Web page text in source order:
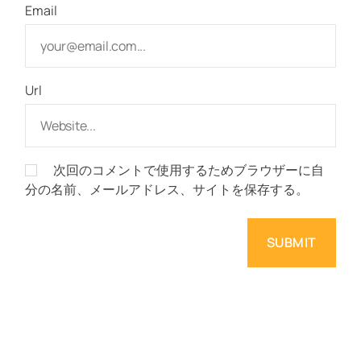
Email
Url
次回のコメントで使用するためブラウザーに自
分の名前、メールアドレス、サイトを保存する。